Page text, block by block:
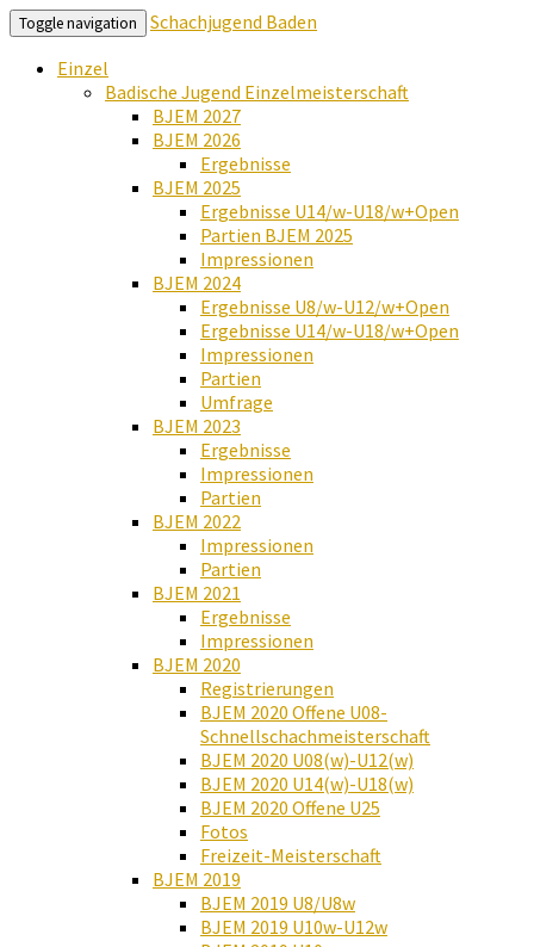
Toggle navigation
Schachjugend Baden
Einzel
Badische Jugend Einzelmeisterschaft
BJEM 2027
BJEM 2026
Ergebnisse
BJEM 2025
Ergebnisse U14/w-U18/w+Open
Partien BJEM 2025
Impressionen
BJEM 2024
Ergebnisse U8/w-U12/w+Open
Ergebnisse U14/w-U18/w+Open
Impressionen
Partien
Umfrage
BJEM 2023
Ergebnisse
Impressionen
Partien
BJEM 2022
Impressionen
Partien
BJEM 2021
Ergebnisse
Impressionen
BJEM 2020
Registrierungen
BJEM 2020 Offene U08-
Schnellschachmeisterschaft
BJEM 2020 U08(w)-U12(w)
BJEM 2020 U14(w)-U18(w)
BJEM 2020 Offene U25
Fotos
Freizeit-Meisterschaft
BJEM 2019
BJEM 2019 U8/U8w
BJEM 2019 U10w-U12w